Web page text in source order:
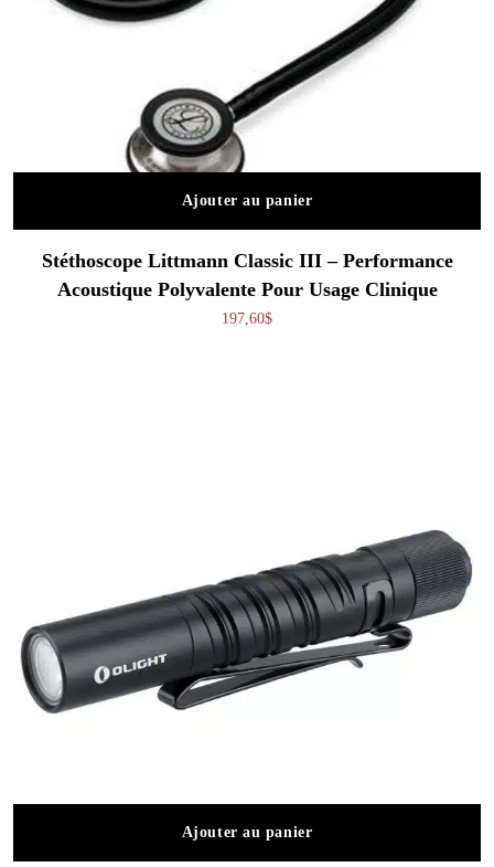
Ajouter au panier
Stéthoscope Littmann Classic III – Performance
Acoustique Polyvalente Pour Usage Clinique
197,60$
Ajouter au panier